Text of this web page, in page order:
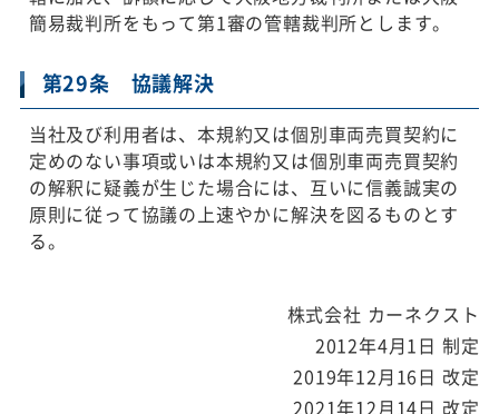
簡易裁判所をもって第1審の管轄裁判所とします。
第29条 協議解決
当社及び利用者は、本規約又は個別車両売買契約に
定めのない事項或いは本規約又は個別車両売買契約
の解釈に疑義が生じた場合には、互いに信義誠実の
原則に従って協議の上速やかに解決を図るものとす
る。
株式会社 カーネクスト
2012年4月1日 制定
2019年12月16日 改定
2021年12月14日 改定